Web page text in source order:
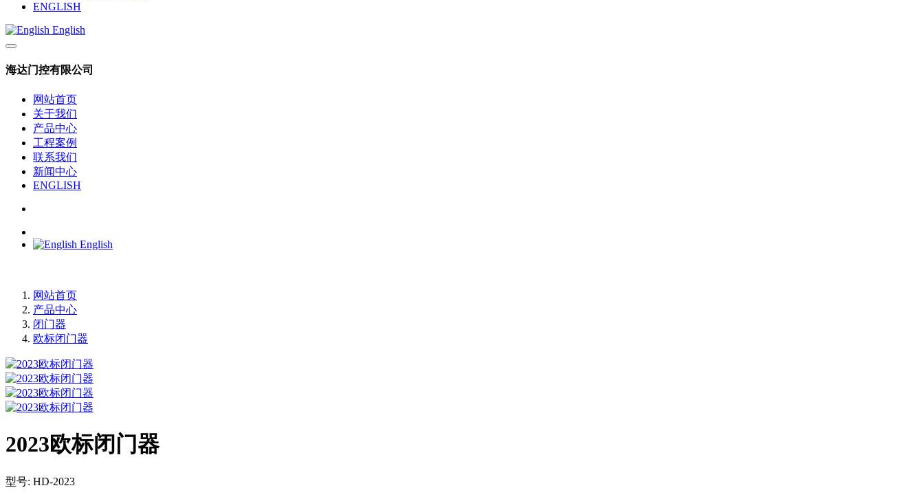
ENGLISH
English
海达门控有限公司
网站首页
关于我们
产品中心
工程案例
联系我们
新闻中心
ENGLISH
English
网站首页
产品中心
闭门器
欧标闭门器
2023欧标闭门器
型号: HD-2023